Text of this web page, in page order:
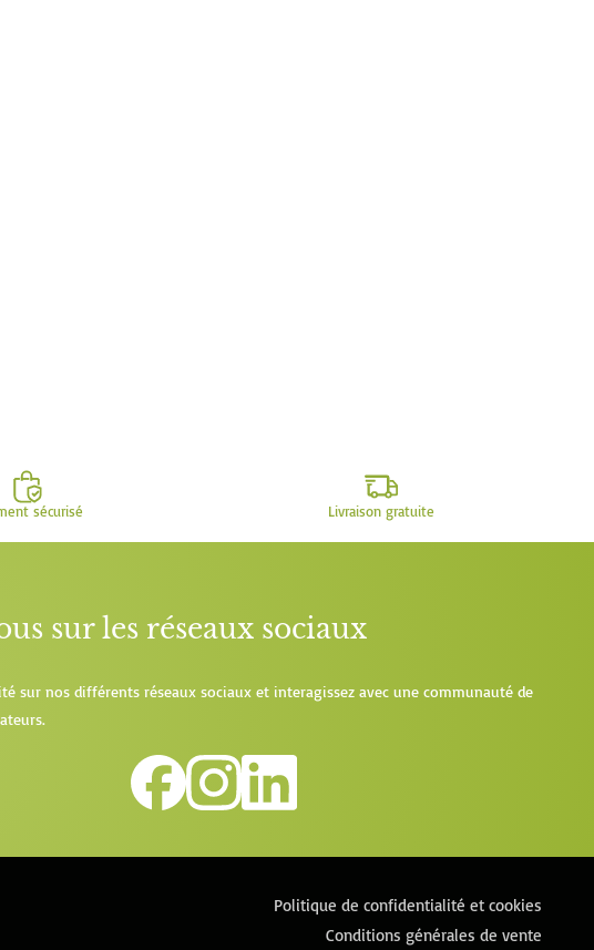
sécurisé Livraison gratuite
sur les réseaux sociaux
sur nos différents réseaux sociaux et interagissez avec une communauté de
Politique de confidentialité et cookies
Conditions générales de vente